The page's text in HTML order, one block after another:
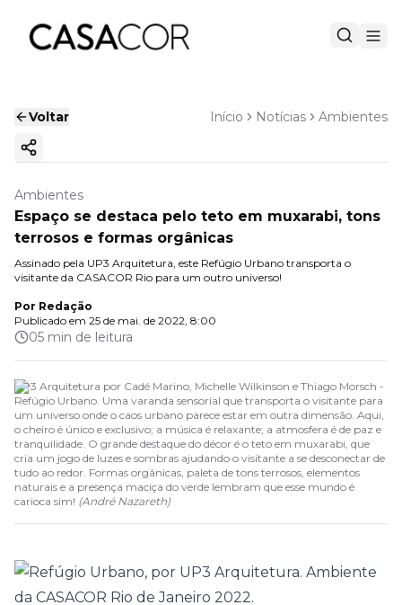
Voltar Início Notícias Ambientes
Copiar link
Ambientes
Espaço se destaca pelo teto em muxarabi, tons
terrosos e formas orgânicas
Assinado pela UP3 Arquitetura, este Refúgio Urbano transporta o
visitante da CASACOR Rio para um outro universo!
Por Redação
Publicado em 25 de mai. de 2022, 8:00
05 min de leitura
UP3 Arquitetura por Cadé Marino, Michelle Wilkinson e Thiago Morsch -
Refúgio Urbano. Uma varanda sensorial que transporta o visitante para
um universo onde o caos urbano parece estar em outra dimensão. Aqui,
o cheiro é único e exclusivo; a música é relaxante; a atmosfera é de paz e
tranquilidade. O grande destaque do décor é o teto em muxarabi, que
cria um jogo de luzes e sombras ajudando o visitante a se desconectar de
tudo ao redor. Formas orgânicas, paleta de tons terrosos, elementos
naturais e a presença maciça do verde lembram que esse mundo é
carioca sim! (André Nazareth)